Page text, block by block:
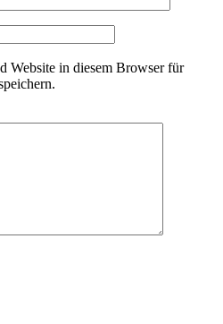
Website in diesem Browser für